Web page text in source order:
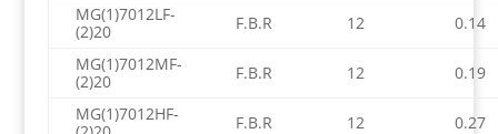
MG(1)7012LF-
(2)20
F.B.R 12
0.14
MG(1)7012MF-
(2)20
F.B.R 12
0.19
MG(1)7012HF-
F.B.R 12
0.27